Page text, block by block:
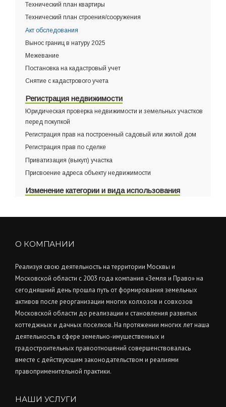
Технический план квартиры
Технический план строения/сооружения
Акт обследования
Вынос границ в натуру 2025
Межевание
Постановка на кадастровый учет
Снятие с кадастрового учета
Регистрация недвижимости
Юридическая проверка недвижимости и земельных участков
перед покупкой
Регистрация прав на построенный садовый или жилой дом
Регистрация прав по сделке
Приватизация (выкуп) участка
Присвоение адреса объекту недвижимости
Изменение категории и вида использования
О КОМПАНИИ
Реализуя свою деятельность на территории Москвы и
Московской области с 2003 года компания «Земля и Право» на
сегодняшний день прошла путь от формирования земельных
активов после реорганизации многих колхозов и совхозов
Московской области до реализации и становления развитых
коттеджных и дачных поселков. На протяжении многих лет наша
деятельность в сфере земельно-имущественных и
градостроительных правоотношений совершенствовалась
вместе с действующим законодательством и реалиями
правоприменительной практики.
НАШИ УСЛУГИ